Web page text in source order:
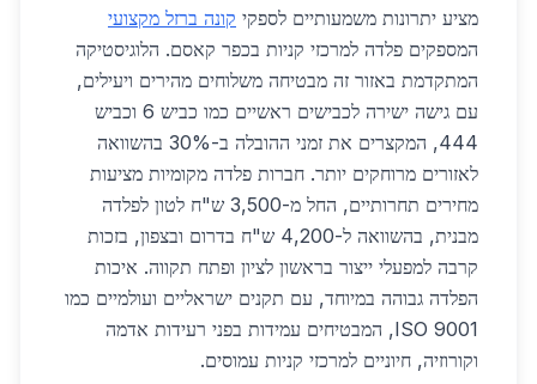
מציע יתרונות משמעותיים לספקי קונה ברזל מקצועי
המספקים פלדה למרכזי קניות בכפר קאסם. הלוגיסטיקה
המתקדמת באזור זה מבטיחה משלוחים מהירים ויעילים,
עם גישה ישירה לכבישים ראשיים כמו כביש 6 וכביש
444, המקצרים את זמני ההובלה ב-30% בהשוואה
לאזורים מרוחקים יותר. חברות פלדה מקומיות מציעות
מחירים תחרותיים, החל מ-3,500 ש"ח לטון לפלדה
מבנית, בהשוואה ל-4,200 ש"ח בדרום ובצפון, בזכות
קרבה למפעלי ייצור בראשון לציון ופתח תקווה. איכות
הפלדה גבוהה במיוחד, עם תקנים ישראליים ועולמיים כמו
ISO 9001, המבטיחים עמידות בפני רעידות אדמה
וקורוזיה, חיוניים למרכזי קניות עמוסים.